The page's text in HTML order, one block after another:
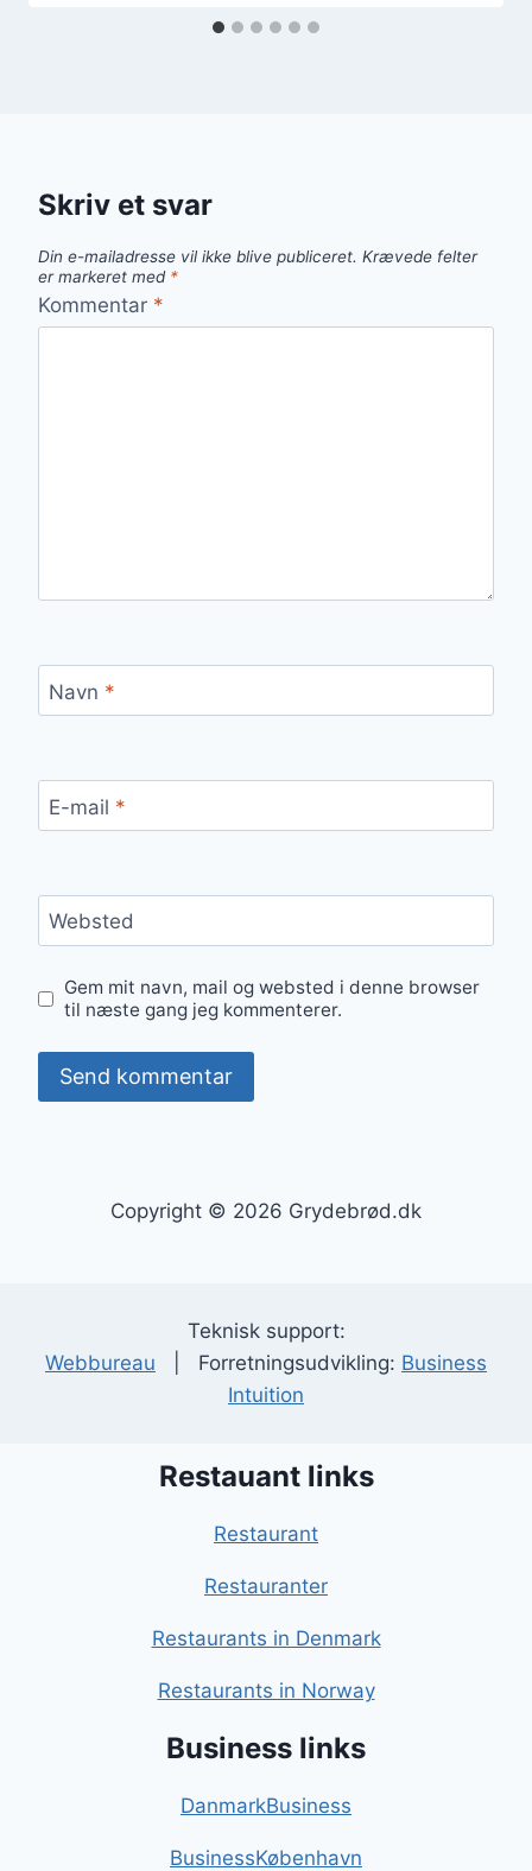
Skriv et svar
Din e-mailadresse vil ikke blive publiceret. Krævede felter
er markeret med *
Kommentar *
Navn *
E-mail *
Websted
Gem mit navn, mail og websted i denne browser
til næste gang jeg kommenterer.
Copyright © 2026 Grydebrød.dk
Teknisk support:
Webbureau | Forretningsudvikling: Business
Intuition
Restauant links
Restaurant
Restauranter
Restaurants in Denmark
Restaurants in Norway
Business links
DanmarkBusiness
BusinessKøbenhavn